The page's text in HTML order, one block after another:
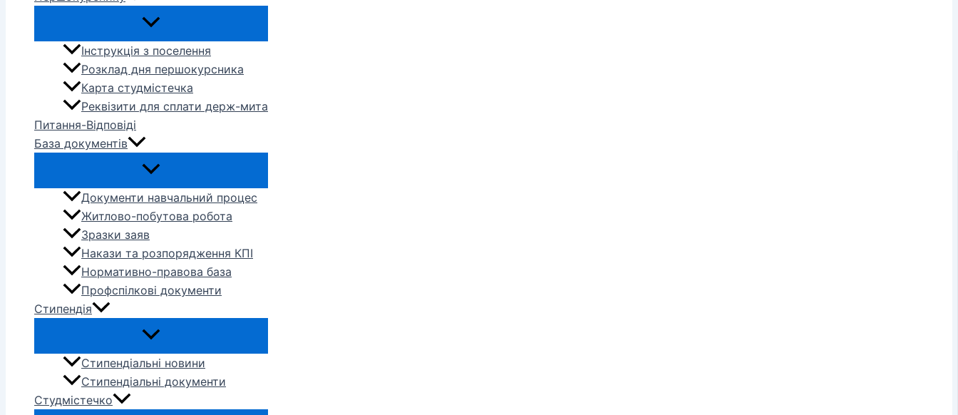
Інструкція з поселення
Розклад дня першокурсника
Карта студмістечка
Реквізити для сплати держ-мита
Питання-Відповіді
База документів
Документи навчальний процес
Житлово-побутова робота
Зразки заяв
Накази та розпорядження КПІ
Нормативно-правова база
Профспілкові документи
Стипендія
Стипендіальні новини
Стипендіальні документи
Студмістечко